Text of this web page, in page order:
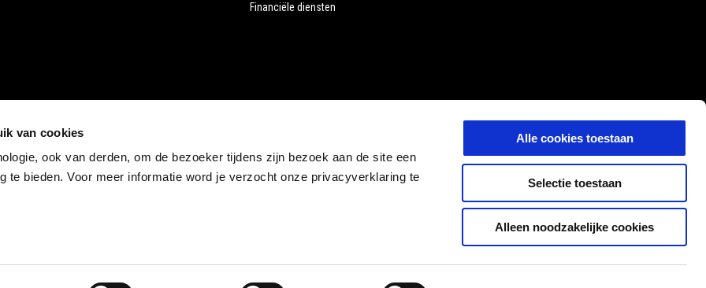
van cookies
ook van derden, om de bezoeker tijdens zijn bezoek aan de site een
te bieden. Voor meer informatie word je verzocht onze privacyverklaring te
Alle cookies toestaan
Selectie toestaan
Alleen noodzakelijke cookies
Financiële diensten
STORE APRILIA